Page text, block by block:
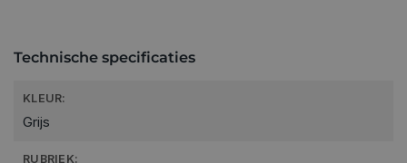
Technische specificaties
KLEUR:
Grijs
RUBRIEK: